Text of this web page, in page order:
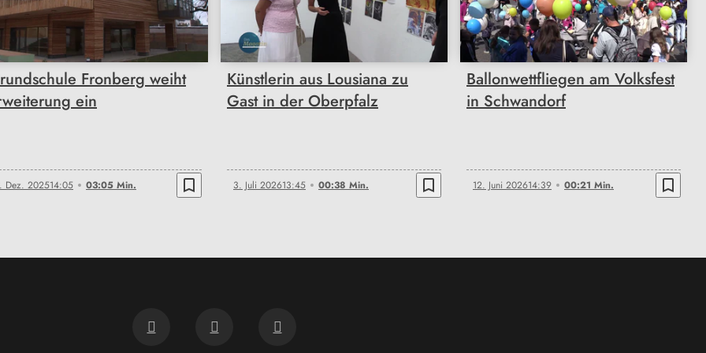
03:05
Fronberg weiht
ein
Dez. 202514:05 03:05 Min. bookmark_border
00:38
Künstlerin aus Lousiana zu
Gast in der Oberpfalz
3. Juli 202613:45 00:38 Min. bookmark_border
00:21
Ballonwettfliegen am Volksfest
in Schwandorf
12. Juni 202614:39 00:21 Min. bookmark_border